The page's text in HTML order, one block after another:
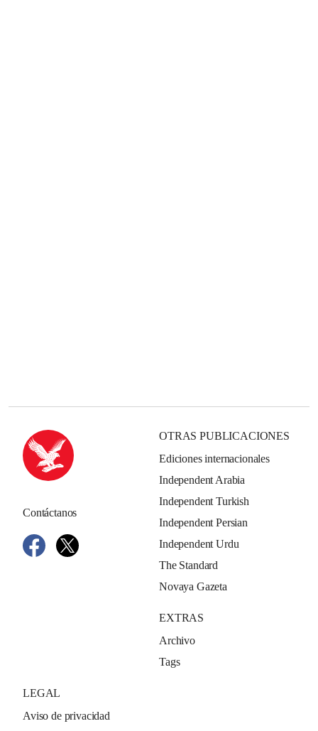
Contáctanos
OTRAS PUBLICACIONES
Ediciones internacionales
Independent Arabia
Independent Turkish
Independent Persian
Independent Urdu
The Standard
Novaya Gazeta
EXTRAS
Archivo
Tags
LEGAL
Aviso de privacidad